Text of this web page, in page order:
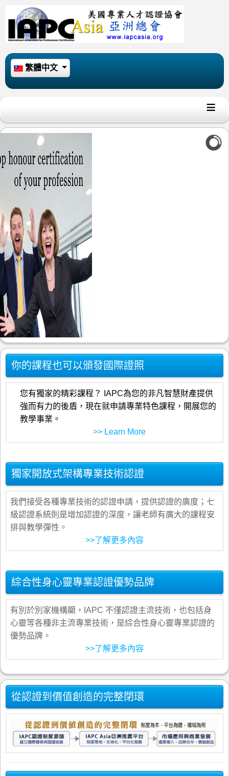
選擇你的語言
繁體中文
≡
你的課程也可以頒發國際證照
您有獨家的精彩課程？ IAPC為您的非凡智慧財產提供
強而有力的後盾，現在就申請專業特色課程，開展您的
教學事業。
>> Learn More
獨家開放式架構專業技術認證
我們接受各種專業技術的認證申請，提供認證的廣度；七
級認證系統則是增加認證的深度，讓老師有廣大的課程安
排與教學彈性。
>>了解更多內容
綜合性身心靈專業認證優勢品牌
有別於別家機構顯，IAPC 不僅認證主流技術，也包括身
心靈等各種非主流專業技術，是綜合性身心靈專業認證的
優勢品牌。
>>了解更多內容
從認證到價值創造的完整閉環